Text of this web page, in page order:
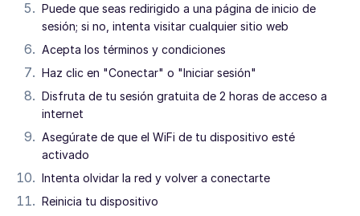
Puede que seas redirigido a una página de inicio de
sesión; si no, intenta visitar cualquier sitio web
Acepta los términos y condiciones
Haz clic en "Conectar" o "Iniciar sesión"
Disfruta de tu sesión gratuita de 2 horas de acceso a
internet
Asegúrate de que el WiFi de tu dispositivo esté
activado
Intenta olvidar la red y volver a conectarte
Reinicia tu dispositivo